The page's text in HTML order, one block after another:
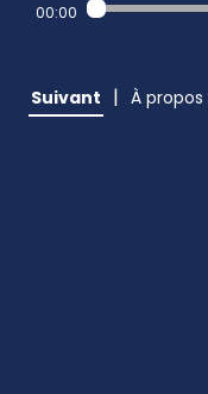
00:00
Suivant | À propos